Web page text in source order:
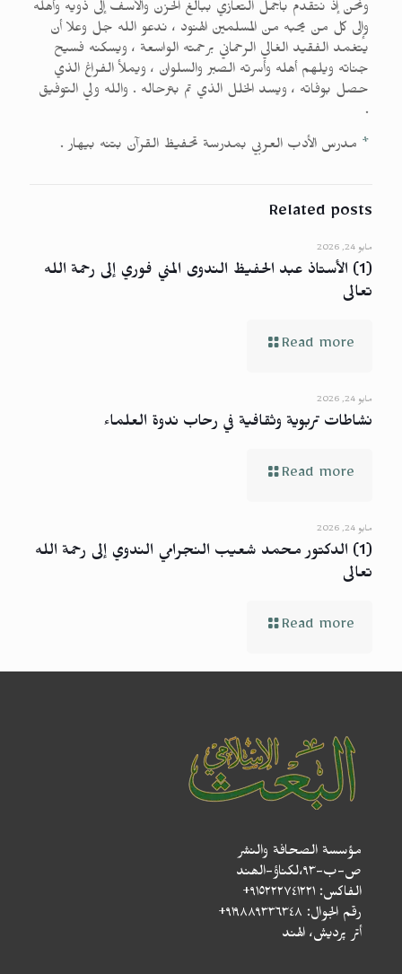
ونحن إذ نتقدم بأجمل التعازي ببالغ الحزن والأسف إلى ذويه وأهله
وإلى كل من يحبه من المسلمين الهنود ، ندعو الله جل وعلا أن
يتغمد الفقيد الغالي الرحماني برحمته الواسعة ، ويسكنه فسيح
جناته ويلهم أهله وأسرته الصبر والسلوان ، ويملأ الفراغ الذي
حصل بوفاته ، ويسد الخلل الذي تم بترحاله . والله ولي التوفيق
.
* مدرس الأدب العربي بمدرسة تحفيظ القرآن بتنه بيهار .
Related posts
مايو 24, 2026
(1) الأستاذ عبد الحفيظ الندوى المني فوري إلى رحمة الله
تعالى
Read more
مايو 24, 2026
نشاطات تربوية وثقافية في رحاب ندوة العلماء
Read more
مايو 24, 2026
(1) الدكتور محمد شعيب النجرامي الندوي إلى رحمة الله
تعالى
Read more
مؤسسة الصحافة والنشر
ص-ب-۹۳،لکناؤ-الھند
الفاكس: ٩١٥٢٢٢٧٤١٢٢١+
رقم الجوال: ٩١٩٨٨٩٣٣٦٣٤٨+
أتر پردیش، الهند